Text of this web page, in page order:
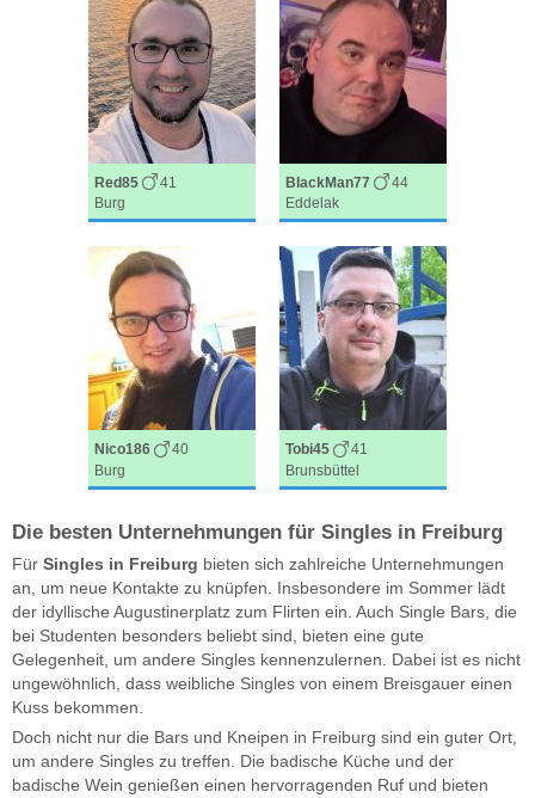
Red85
41
Burg
BlackMan77
44
Eddelak
Nico186
40
Burg
Tobi45
41
Brunsbüttel
Die besten Unternehmungen für Singles in Freiburg
Für Singles in Freiburg bieten sich zahlreiche Unternehmungen
an, um neue Kontakte zu knüpfen. Insbesondere im Sommer lädt
der idyllische Augustinerplatz zum Flirten ein. Auch Single Bars, die
bei Studenten besonders beliebt sind, bieten eine gute
Gelegenheit, um andere Singles kennenzulernen. Dabei ist es nicht
ungewöhnlich, dass weibliche Singles von einem Breisgauer einen
Kuss bekommen.
Doch nicht nur die Bars und Kneipen in Freiburg sind ein guter Ort,
um andere Singles zu treffen. Die badische Küche und der
badische Wein genießen einen hervorragenden Ruf und bieten